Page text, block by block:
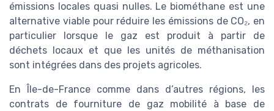
émissions locales quasi nulles. Le biométhane est une
alternative viable pour réduire les émissions de CO₂, en
particulier lorsque le gaz est produit à partir de
déchets locaux et que les unités de méthanisation
sont intégrées dans des projets agricoles.
En Île-de-France comme dans d’autres régions, les
contrats de fourniture de gaz mobilité à base de